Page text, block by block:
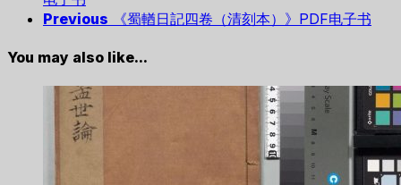
Previous
《蜀輶日記四卷（清刻本）》PDF电子书
You may also like...